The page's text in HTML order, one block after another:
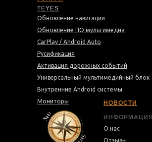
Обновление навигации
Обновление ПО мультимедиа
CarPlay / Android Auto
Русификация
Активация дорожных событий
Универсальный мультимедийный блок
Внутренние Android системы
Мониторы
ИНФОРМАЦИЯ
О нас
Отзывы
НОВОСТИ
TEYES